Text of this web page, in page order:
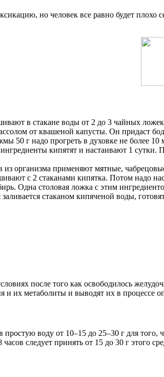
но человек все равно будет
в стакане воды от 2 до 3 чайных
от квашеной капусты. Он придаст
г надо прогреть в духовке не более 10
кипятят и настаивают 1
из организма применяют мятные,
с 2 стаканами кипятка. Потом надо
Одна столовая ложка с этим
стаканом кипяченой воды,
после того как освободилось
и их метаболиты и выводят их в
простую воду от 10–15 до 25–30 г для
следует принять от 15 до 30 г этого